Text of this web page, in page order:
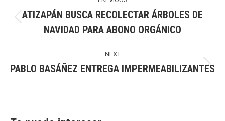
post:
ATIZAPÁN BUSCA RECOLECTAR ÁRBOLES DE
NAVIDAD PARA ABONO ORGÁNICO
NEXT
Next
PABLO BASÁÑEZ ENTREGA IMPERMEABILIZANTES